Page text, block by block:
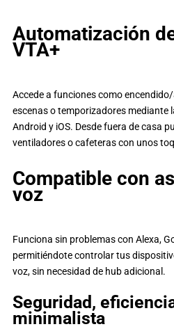
Automatización
VTA+
Accede a funciones como
escenas o temporizadores mediante
Android y iOS. Desde fuera de casa
ventiladores o cafeteras con unos
Compatible con
voz
Funciona sin problemas con Alexa,
permitiéndote controlar tus
voz, sin necesidad de hub adicional.
Seguridad,
minimalista